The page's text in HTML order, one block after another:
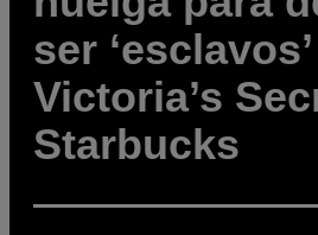
ser
Victoria’s
Starbucks